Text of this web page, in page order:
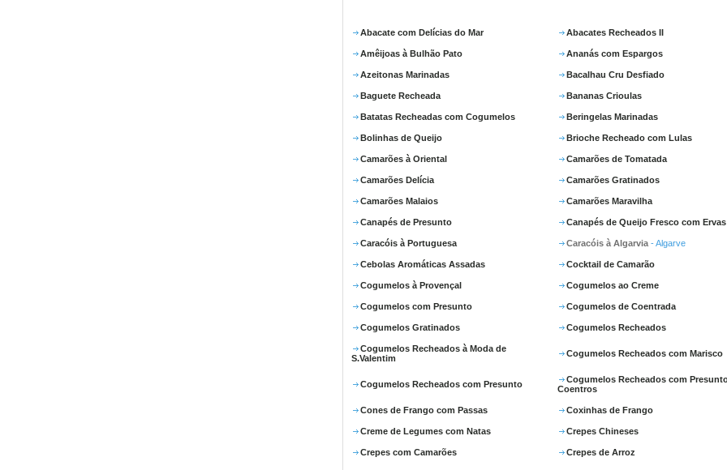
Abacate com Delícias do Mar Abacates Recheados II
Amêijoas à Bulhão Pato Ananás com Espargos
Azeitonas Marinadas Bacalhau Cru Desfiado
Baguete Recheada Bananas Crioulas
Batatas Recheadas com Cogumelos Beringelas Marinadas
Bolinhas de Queijo Brioche Recheado com Lulas
Camarões à Oriental Camarões de Tomatada
Camarões Delícia Camarões Gratinados
Camarões Malaios Camarões Maravilha
Canapés de Presunto Canapés de Queijo Fresco com Ervas
Caracóis à Portuguesa Caracóis à Algarvia - Algarve
Cebolas Aromáticas Assadas Cocktail de Camarão
Cogumelos à Provençal Cogumelos ao Creme
Cogumelos com Presunto Cogumelos de Coentrada
Cogumelos Gratinados Cogumelos Recheados
Cogumelos Recheados à Moda de
S.Valentim
Cogumelos Recheados com Marisco
Cogumelos Recheados com Presunto
Cogumelos Recheados com
Coentros
Cones de Frango com Passas Coxinhas de Frango
Creme de Legumes com Natas Crepes Chineses
Crepes com Camarões Crepes de Arroz